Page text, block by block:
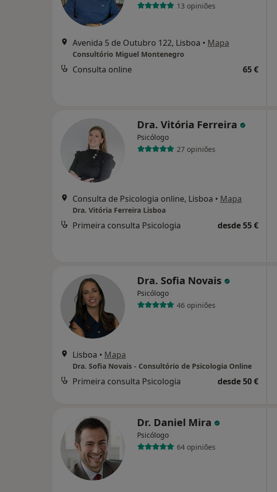
13 opiniões
Avenida 5 de Outubro 122, Lisboa • Mapa
Consultório Miguel Montenegro
Consulta online 65 €
Dra. Vitória Ferreira
Psicólogo
27 opiniões
Consulta de Psicologia online, Lisboa • Mapa
Dra. Vitória Ferreira Lisboa
Primeira consulta Psicologia desde 55 €
Dra. Sofia Novais
Psicólogo
46 opiniões
Lisboa • Mapa
Dra. Sofia Novais - Consultório de Psicologia Online
Primeira consulta Psicologia desde 50 €
Dr. Daniel Mira
Psicólogo
64 opiniões